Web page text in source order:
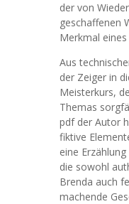
der von
geschaffenen
Merkmal
Aus
der Zeiger in
Meisterkurs,
Themas
pdf der Autor
fiktive
eine
die sowohl
Brenda auch
machende